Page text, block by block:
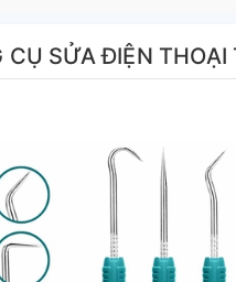
CỤ SỬA ĐIỆN